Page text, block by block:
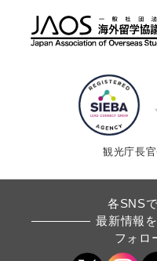
観光庁長
各SNS
最新情報
フォロ